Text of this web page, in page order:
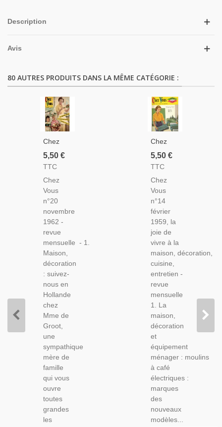
Description
Avis
80 AUTRES PRODUITS DANS LA MÊME CATÉGORIE :
Chez
Vous,
Décoration,
Entretien
N°20
Novembre
1962 -
Magazine
Féminin,
Décoration,
Vintage
1950
5,50 €
TTC
Chez
Vous
n°20
novembre
1962 -
revue
mensuelle - 1.
Maison,
décoration
: suivez-
nous en
Hollande
chez
Mme de
Groot,
une
sympathique
mère de
famille
qui vous
ouvre
toutes
grandes
les
Chez
Vous,
Décoration,
Entretien
N°14
Février
1959 -
Magazine
Féminin
1950,
Décoration
Vintage
5,50 €
TTC
Chez
Vous
n°14
février
1959, la
joie de
vivre à la
maison, décoration,
cuisine,
entretien -
revue
mensuelle
1. La
maison,
décoration
et
équipement
ménager : moulins
à café
électriques :
marques
des
nouveaux
modèles...